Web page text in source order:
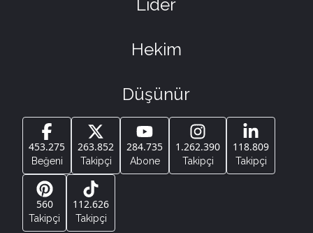
Lider
Hekim
Düşünür
453.275
Beğeni
263.852
Takipçi
284.735
Abone
1.262.390
Takipçi
118.809
Takipçi
560
Takipçi
112.626
Takipçi